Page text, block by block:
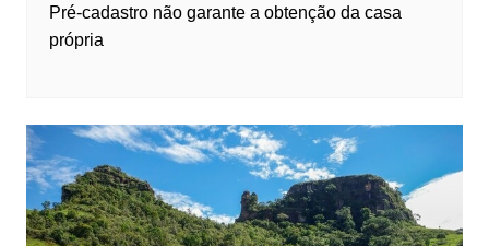
Pré-cadastro não garante a obtenção da casa
própria